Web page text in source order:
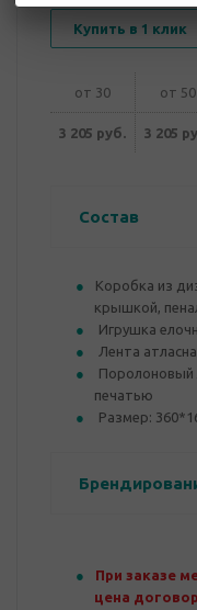
Купить в 1 клик
от 30 от 50
3 205 руб. 3 205
Состав
Коробка из
крышкой,
Игрушка
Лента
Поролоновый
печатью
Размер:
При заказе
цена